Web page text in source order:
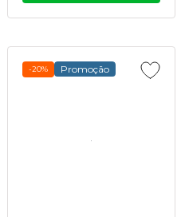
-20% Promoção